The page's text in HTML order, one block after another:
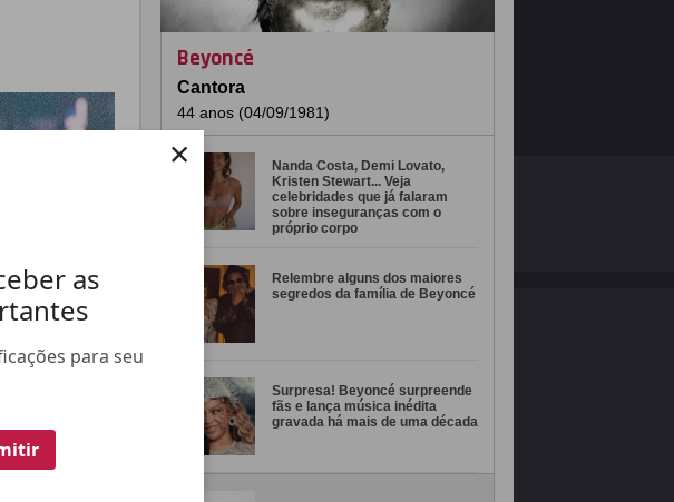
as
para seu
×
Beyoncé
Cantora
44 anos (04/09/1981)
Nanda Costa, Demi Lovato,
Kristen Stewart... Veja
celebridades que já falaram
sobre inseguranças com o
próprio corpo
Relembre alguns dos maiores
segredos da família de Beyoncé
Surpresa! Beyoncé surpreende
fãs e lança música inédita
gravada há mais de uma década
TRABALHE NO ESTRELANDO POLÍTICA DE PRIVACIDADE